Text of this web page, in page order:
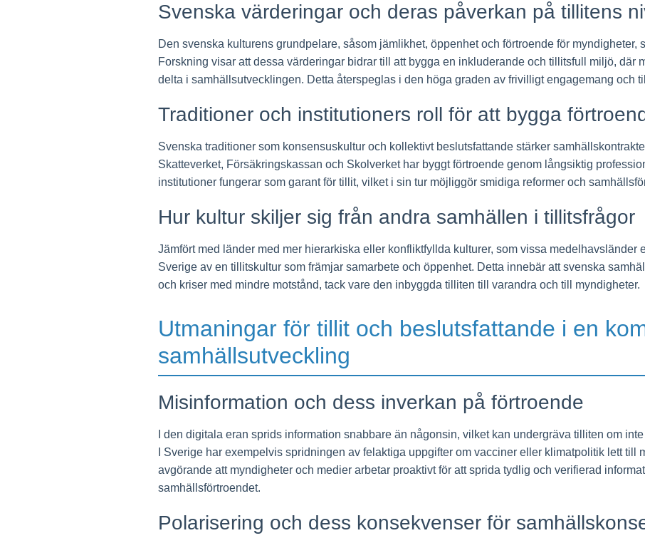
Svenska värderingar och deras påverkan på tillitens
Den svenska kulturens grundpelare, såsom jämlikhet, öppenhet och förtroende för myndigheter,
Forskning visar att dessa värderingar bidrar till att bygga en inkluderande och tillitsfull miljö, där
delta i samhällsutvecklingen. Detta återspeglas i den höga graden av frivilligt engagemang och
Traditioner och institutioners roll för att bygga
Svenska traditioner som konsensuskultur och kollektivt beslutsfattande stärker
Skatteverket, Försäkringskassan och Skolverket har byggt förtroende genom långsiktig
institutioner fungerar som garant för tillit, vilket i sin tur möjliggör smidiga reformer och
Hur kultur skiljer sig från andra samhällen i tillitsfrågor
Jämfört med länder med mer hierarkiska eller konfliktfyllda kulturer, som vissa medelhavsländer
Sverige av en tillitskultur som främjar samarbete och öppenhet. Detta innebär att svenska
och kriser med mindre motstånd, tack vare den inbyggda tilliten till varandra och till myndigheter.
Utmaningar för tillit och beslutsfattande i en
samhällsutveckling
Misinformation och dess inverkan på förtroende
I den digitala eran sprids information snabbare än någonsin, vilket kan undergräva tilliten om
I Sverige har exempelvis spridningen av felaktiga uppgifter om vacciner eller klimatpolitik lett till
avgörande att myndigheter och medier arbetar proaktivt för att sprida tydlig och verifierad
samhällsförtroendet.
Polarisering och dess konsekvenser för